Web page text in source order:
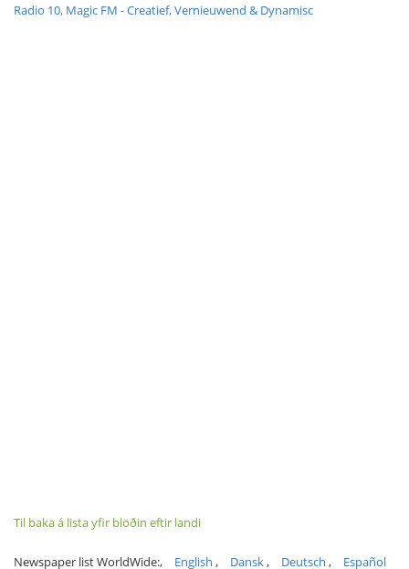
Radio 10, Magic FM - Creatief, Vernieuwend & Dynamisc
Til baka á lista yfir blöðin eftir landi
Newspaper list WorldWide: English Dansk Deutsch Español